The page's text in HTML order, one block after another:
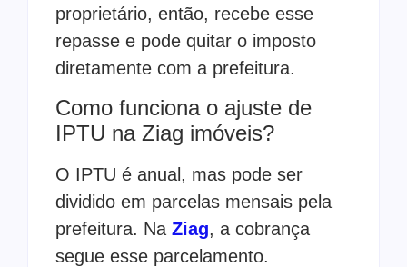
proprietário, então, recebe esse
repasse e pode quitar o imposto
diretamente com a prefeitura.
Como funciona o ajuste de
IPTU na Ziag imóveis?
O IPTU é anual, mas pode ser
dividido em parcelas mensais pela
prefeitura. Na Ziag, a cobrança
segue esse parcelamento.